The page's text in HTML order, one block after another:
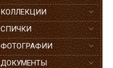
КОЛЛЕКЦИИ
СПИЧКИ
ФОТОГРАФИИ
ДОКУМЕНТЫ